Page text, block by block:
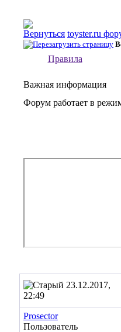
toyster.ru
Правила
Важная информация
Форум работает в
23.12.2017,
22:49
Prosector
Пользователь